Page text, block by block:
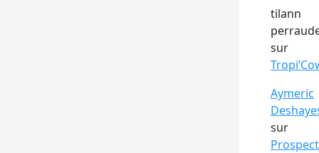
tilann
sur
Aymeric
sur
Prospect